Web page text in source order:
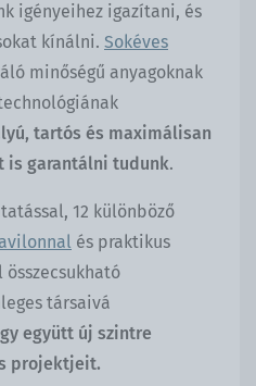
igényeihez igazítani, és
kínálni. Sokéves
minőségű anyagoknak
tartós és maximálisan
is garantálni tudunk.
12 különböző
és praktikus
társaivá
együtt új szintre
projektjeit.